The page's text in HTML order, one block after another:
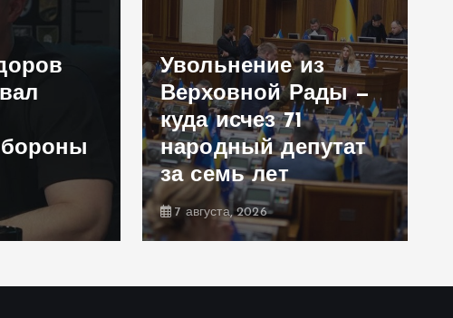
Увольнение из
Верховной Рады —
куда исчез 71
народный депутат
за семь лет
7 августа, 2026